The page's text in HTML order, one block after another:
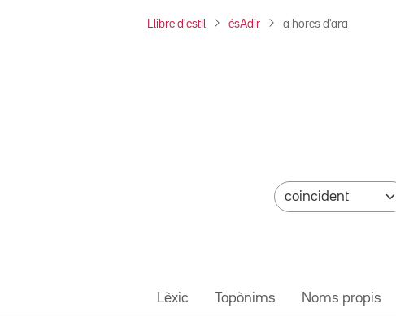
Llibre d'estil ésAdir a hores d'ara
Lèxic Topònims Noms propis